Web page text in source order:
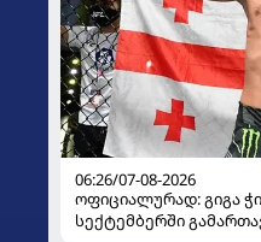
06:26/07-08-2026
ოფიციალურად: გიგა
სექტემბერში